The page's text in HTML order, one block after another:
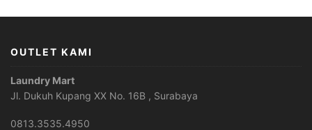
OUTLET KAMI
Laundry Mart
Jl. Dukuh Kupang XX No. 16B , Surabaya
0813.3535.4950